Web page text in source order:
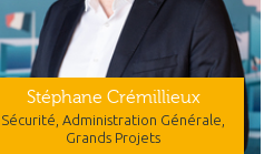
Stéphane Crémillieux
Sécurité, Administration Générale,
Grands Projets